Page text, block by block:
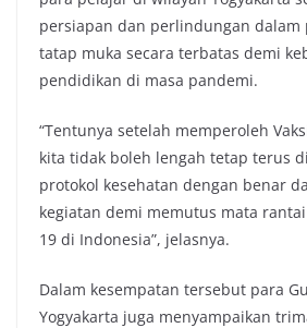
persiapan dan perlindungan dalam
tatap muka secara terbatas demi
pendidikan di masa pandemi.
“Tentunya setelah memperoleh
kita tidak boleh lengah tetap terus
protokol kesehatan dengan benar
kegiatan demi memutus mata
19 di Indonesia”, jelasnya.
Dalam kesempatan tersebut para
Yogyakarta juga menyampaikan